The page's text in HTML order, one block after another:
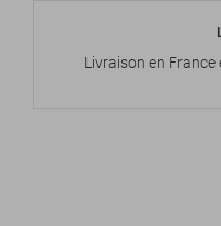
Livraison en